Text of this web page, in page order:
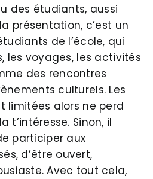
des étudiants, aussi
présentation, c’est un
de l’école, qui
les voyages, les activités
des rencontres
culturels. Les
limitées alors ne perd
t’intéresse. Sinon, il
participer aux
d’être ouvert,
Avec tout cela,